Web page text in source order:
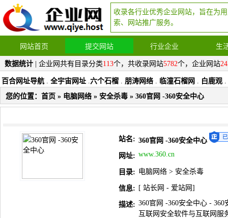
收录各行业优秀企业网站，旨在为
索、网站推广服务。
网站首页 提交网站 行业企业 生
数据统计 | 企业网共有目录分类113个，共收录网站5782个，企业网站
百合网址导航 . 全宇宙网址 .六个石榴 . 朋涛网络 . 临潼石榴网 . 白鹿观 .
您的位置： 首页 » 电脑网络 » 安全杀毒 » 360官网 -360安全中心
站名: 360官网 -360安全中心
网址: www.360.cn
目录: 电脑网络 > 安全杀毒
信息: [ 站长网 - 爱站网 ]
描述: 360官网 -360安全中心 -
互联网安全软件与互联网服